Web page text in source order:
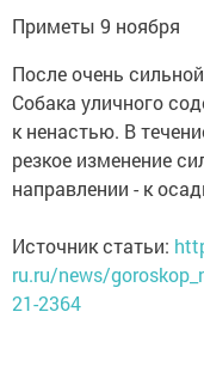
Приметы 9 ноября
После очень
Собака уличного
к ненастью. В
резкое изменение
направлении - к
Источник статьи:
ru.ru/news/
21-2364